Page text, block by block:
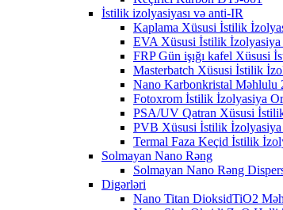
İstilik izolyasiyası və anti-IR
Kaplama Xüsusi İstilik
EVA Xüsusi İstilik
FRP Gün işığı kafel Xüsusi
Masterbatch Xüsusi İstilik
Nano Karbonkristal Məhlulu
Fotoxrom İstilik İzolyasiya
PSA/UV Qatran Xüsusi İstilik
PVB Xüsusi İstilik
Termal Faza Keçid İstilik
Solmayan Nano Rəng
Solmayan Nano Rəng
Digərləri
Nano Titan DioksidTiO2